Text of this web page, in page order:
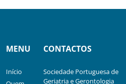
MENU
Início
CONTACTOS
Sociedade Portuguesa de
Geriatria e Gerontologia